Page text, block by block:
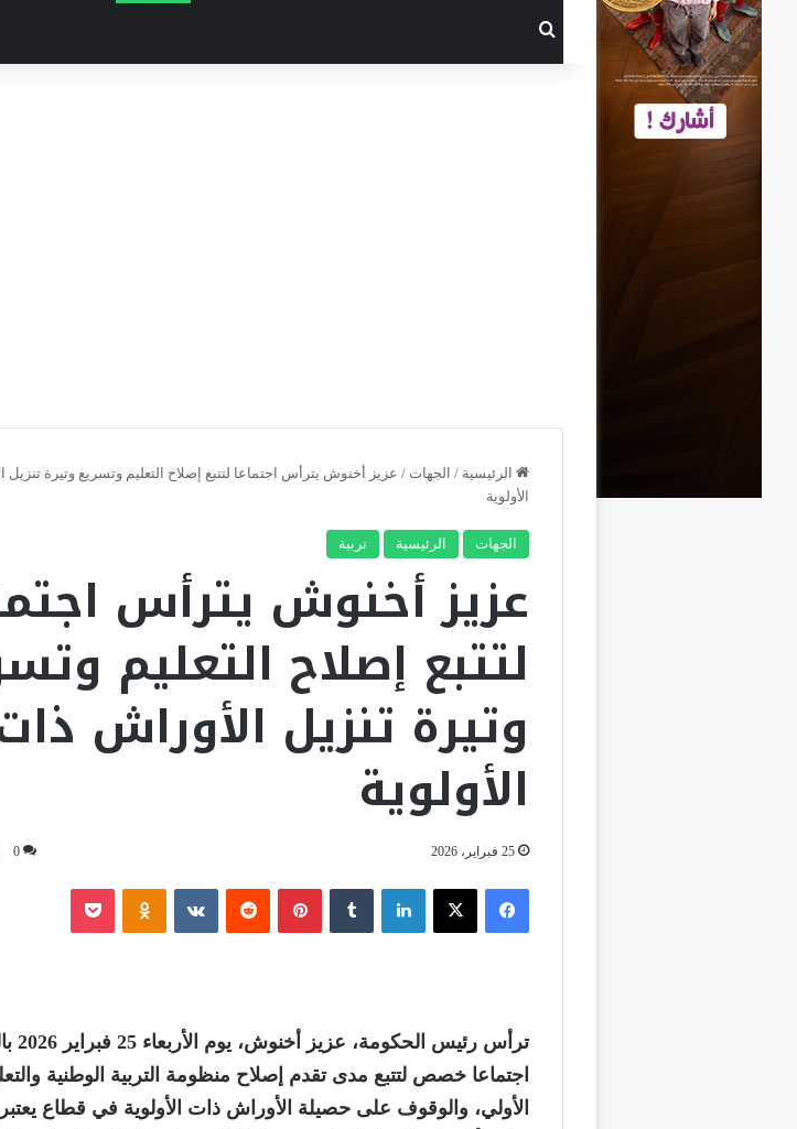
الرئيسية / الجهات / عزيز أخنوش يترأس اجتماعا لتتبع إصلاح التعليم وتسريع وتيرة تنزيل
الأولوية
الجهات الرئيسية تربية
عزيز أخنوش يترأس
لتتبع إصلاح التعليم
وتيرة تنزيل الأوراش
الأولوية
25 فبراير، 2026 0
فيسبوك ‫X لينكدإن بينتيريست
ترأس رئيس
اجتماعا خصص لتتبع مدى تقدم إصلاح منظومة التربية الوطنية
الأولي، والوقوف على حصيلة الأوراش ذات الأولوية في قطاع